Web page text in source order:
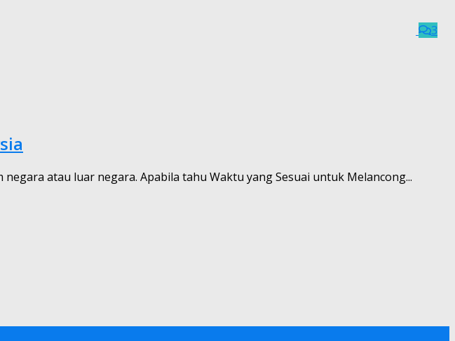
3
atau luar negara. Apabila tahu Waktu yang Sesuai untuk Melancong...